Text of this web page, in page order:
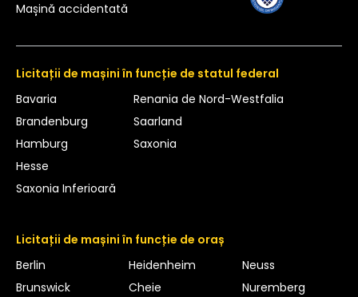
Mașină accidentată
Licitații de mașini în funcție de statul federal
Bavaria
Brandenburg
Hamburg
Hesse
Saxonia Inferioară
Renania de Nord-Westfalia
Saarland
Saxonia
Licitații de mașini în funcție de oraș
Berlin
Brunswick
Heidenheim
Cheie
Neuss
Nuremberg